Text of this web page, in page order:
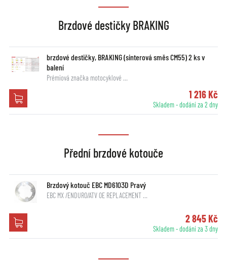
Brzdové destičky BRAKING
brzdové destičky, BRAKING (sinterová směs CM55) 2 ks v
balení
Prémiová značka motocyklové …
1 216 Kč
Skladem - dodání za 2 dny
Přední brzdové kotouče
Brzdový kotouč EBC MD6103D Pravý
EBC MX /ENDURO/ATV OE REPLACEMENT …
2 845 Kč
Skladem - dodání za 3 dny